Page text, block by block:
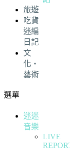
旅遊
吃貨
迷編
日記
文
化・
藝術
選單
迷迷
音樂
LIVE